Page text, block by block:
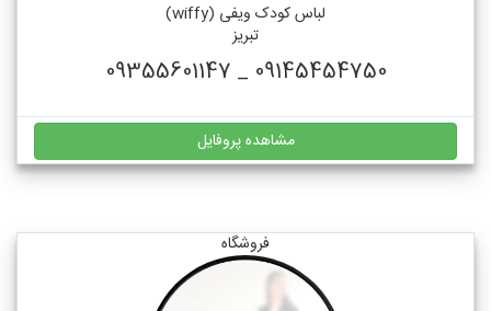
لباس کودک ویفی (wiffy)
تبریز
09145454750 _ 09355601147
مشاهده پروفایل
فروشگاه